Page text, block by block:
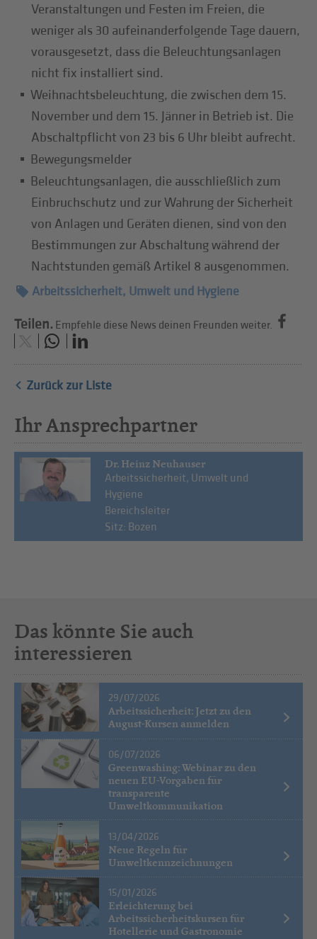
Veranstaltungen und Festen im Freien, die
weniger als 30 aufeinanderfolgende Tage dauern,
vorausgesetzt, dass die Beleuchtungsanlagen
nicht fix installiert sind.
Weihnachtsbeleuchtung, die zwischen dem 15.
November und dem 15. Jänner in Betrieb ist. Die
Abschaltpflicht von 23 bis 6 Uhr bleibt aufrecht.
Bewegungsmelder
Beleuchtungsanlagen, die ausschließlich zum
Einbruchschutz und zur Wahrung der Sicherheit
von Anlagen und Geräten dienen, sind von den
Bestimmungen zur Abschaltung während der
Nachtstunden gemäß Artikel 8 ausgenommen.
Arbeitssicherheit, Umwelt und Hygiene
Teilen. Empfehle diese News deinen Freunden weiter.
Zurück zur Liste
Ihr Ansprechpartner
Dr. Heinz Neuhauser
Arbeitssicherheit, Umwelt und
Hygiene
Bereichsleiter
Sitz: Bozen
Das könnte Sie auch
interessieren
29/07/2026
Arbeitssicherheit: Jetzt zu den
August-Kursen anmelden
06/07/2026
Greenwashing: Webinar zu den
neuen EU-Vorgaben für
transparente
Umweltkommunikation
13/04/2026
Neue Regeln für
Umweltkennzeichnungen
15/01/2026
Erleichterung bei
Arbeitssicherheitskursen für
Hotellerie und Gastronomie